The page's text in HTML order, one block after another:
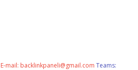
E-mail: backlinkpaneli@gmail.com Teams: